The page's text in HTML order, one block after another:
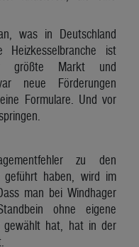
was in Deutschland
ist
größte Markt und
neue Förderungen
Formulare. Und vor
zu den
geführt haben, wird im
man bei Windhager
ohne eigene
gewählt hat, hat in der